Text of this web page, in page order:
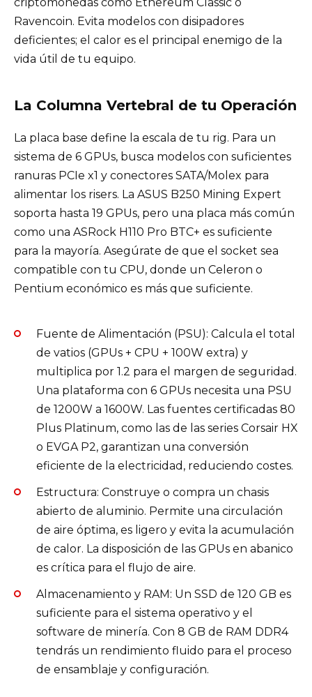
Ravencoin. Evita modelos con disipadores
deficientes; el calor es el principal enemigo de la
vida útil de tu equipo.
La Columna Vertebral de tu Operación
La placa base define la escala de tu rig. Para un
sistema de 6 GPUs, busca modelos con suficientes
ranuras PCIe x1 y conectores SATA/Molex para
alimentar los risers. La ASUS B250 Mining Expert
soporta hasta 19 GPUs, pero una placa más común
como una ASRock H110 Pro BTC+ es suficiente
para la mayoría. Asegúrate de que el socket sea
compatible con tu CPU, donde un Celeron o
Pentium económico es más que suficiente.
Fuente de Alimentación (PSU): Calcula el total
de vatios (GPUs + CPU + 100W extra) y
multiplica por 1.2 para el margen de seguridad.
Una plataforma con 6 GPUs necesita una PSU
de 1200W a 1600W. Las fuentes certificadas 80
Plus Platinum, como las de las series Corsair HX
o EVGA P2, garantizan una conversión
eficiente de la electricidad, reduciendo costes.
Estructura: Construye o compra un chasis
abierto de aluminio. Permite una circulación
de aire óptima, es ligero y evita la acumulación
de calor. La disposición de las GPUs en abanico
es crítica para el flujo de aire.
Almacenamiento y RAM: Un SSD de 120 GB es
suficiente para el sistema operativo y el
software de minería. Con 8 GB de RAM DDR4
tendrás un rendimiento fluido para el proceso
de ensamblaje y configuración.